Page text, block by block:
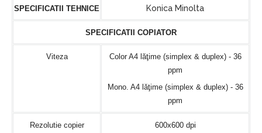
SPECIFICATII TEHNICE Konica Minolta
SPECIFICATII COPIATOR
Viteza
Color A4 lăţime (simplex & duplex) - 36
ppm
Mono. A4 lăţime (simplex & duplex) - 36
ppm
Rezolutie copier 600x600 dpi